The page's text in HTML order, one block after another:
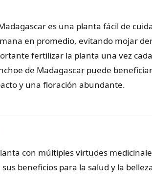
es una planta fácil de
en promedio, evitando mojar
fertilizar la planta una vez
de Madagascar puede
y una floración abundante.
con múltiples virtudes
beneficios para la salud y la